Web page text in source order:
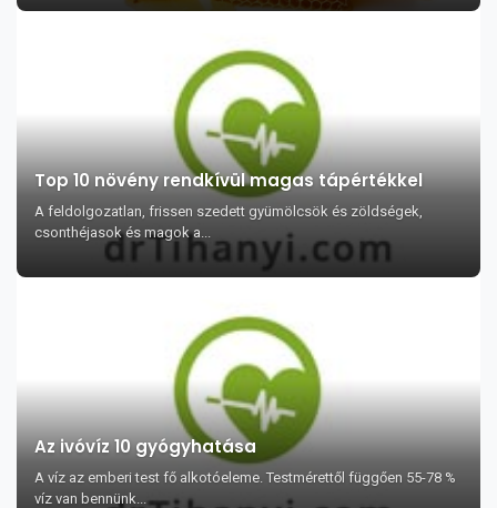
Top 10 növény rendkívül magas tápértékkel
A feldolgozatlan, frissen szedett gyümölcsök és zöldségek,
csonthéjasok és magok a...
Az ivóvíz 10 gyógyhatása
A víz az emberi test fő alkotóeleme. Testmérettől függően 55-78 %
víz van bennünk...